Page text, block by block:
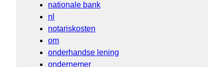
nationale bank
nl
notariskosten
om
onderhandse lening
ondernemer